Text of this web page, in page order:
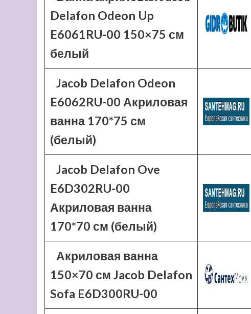
Delafon Odeon Up
E6061RU-00 150×75 см
белый
Jacob Delafon Odeon
E6062RU-00 Акриловая
ванна 170*75 см
(белый)
Jacob Delafon Ove
E6D302RU-00
Акриловая ванна
170*70 см (белый)
Акриловая ванна
150×70 см Jacob Delafon
Sofa E6D300RU-00